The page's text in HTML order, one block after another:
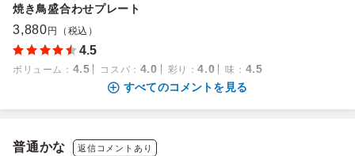
焼き鳥盛合わせプレート
3,880 円（税込）
4.5
ボリューム ： 4.5 コスパ ： 4.0 彩り ：4.0 味 ： 4.5
すべてのコメントを見る
普通かな 返信コメントあり